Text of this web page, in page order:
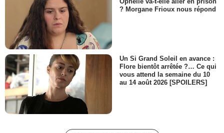
? Morgane Frioux nous répond
Un Si Grand Soleil en avance :
Flore bientôt arrêtée ?… Ce qui
vous attend la semaine du 10
au 14 août 2026 [SPOILERS]